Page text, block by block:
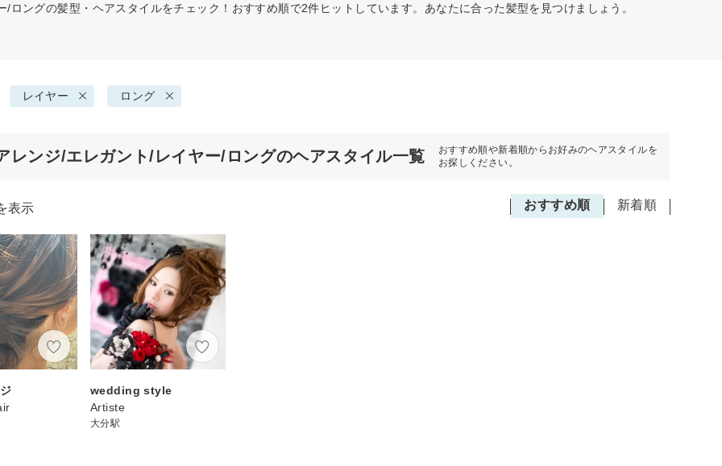
ロングの髪型・ヘアスタイルをチェック！おすすめ順で2件ヒットしています。あなたに合った髪型を見つけましょう。
レイヤー ロング
レンジ/エレガント/レイヤー/ロングのヘアスタイル一覧
おすすめ順や新着順からお好みのヘアスタイルを
お探しください。
おすすめ順 新着順
表示
wedding style
Artiste
大分駅